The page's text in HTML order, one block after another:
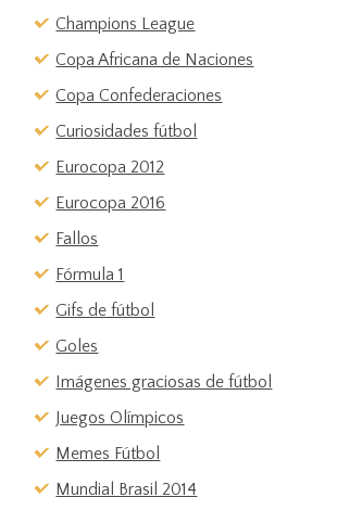
Champions League
Copa Africana de Naciones
Copa Confederaciones
Curiosidades fútbol
Eurocopa 2012
Eurocopa 2016
Fallos
Fórmula 1
Gifs de fútbol
Goles
Imágenes graciosas de fútbol
Juegos Olímpicos
Memes Fútbol
Mundial Brasil 2014